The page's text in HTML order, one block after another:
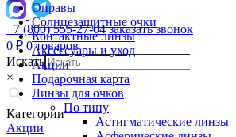
+7 (800) 555-27-04 заказать звонок
0 ₽ 0 товаров
Искать
×
Категории
Акции
Оправы
Солнцезащитные очки
Контактные линзы
Аксессуары и уход
Акции
Подарочная карта
Линзы для очков
По типу
Астигматические линзы